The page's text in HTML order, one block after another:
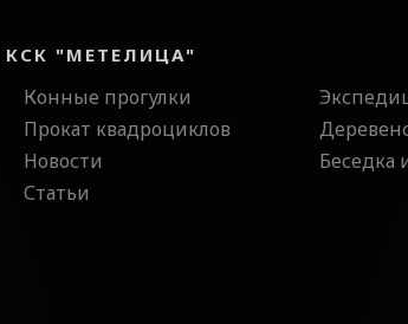
КСК "МЕТЕЛИЦА"
Конные прогулки
Прокат квадроциклов
Новости
Статьи
Беседка